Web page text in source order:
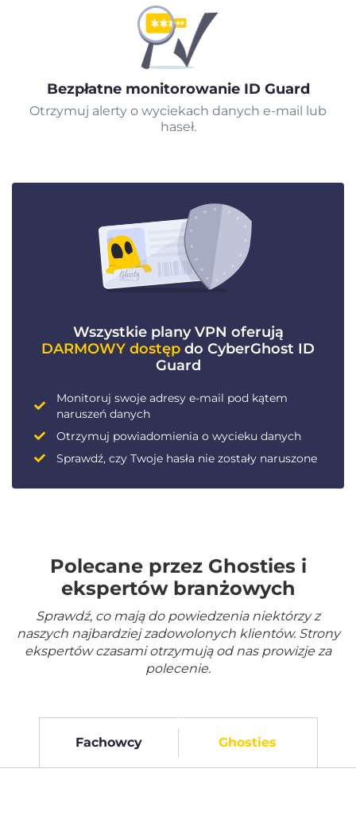
Bezpłatne monitorowanie ID Guard
Otrzymuj alerty o wyciekach danych e-mail lub
haseł.
Wszystkie plany VPN oferują
DARMOWY dostęp do CyberGhost ID
Guard
Monitoruj swoje adresy e-mail pod kątem
naruszeń danych
Otrzymuj powiadomienia o wycieku danych
Sprawdź, czy Twoje hasła nie zostały naruszone
Polecane przez Ghosties i
ekspertów branżowych
Sprawdź, co mają do powiedzenia niektórzy z
naszych najbardziej zadowolonych klientów. Strony
ekspertów czasami otrzymują od nas prowizje za
polecenie.
Fachowcy Ghosties